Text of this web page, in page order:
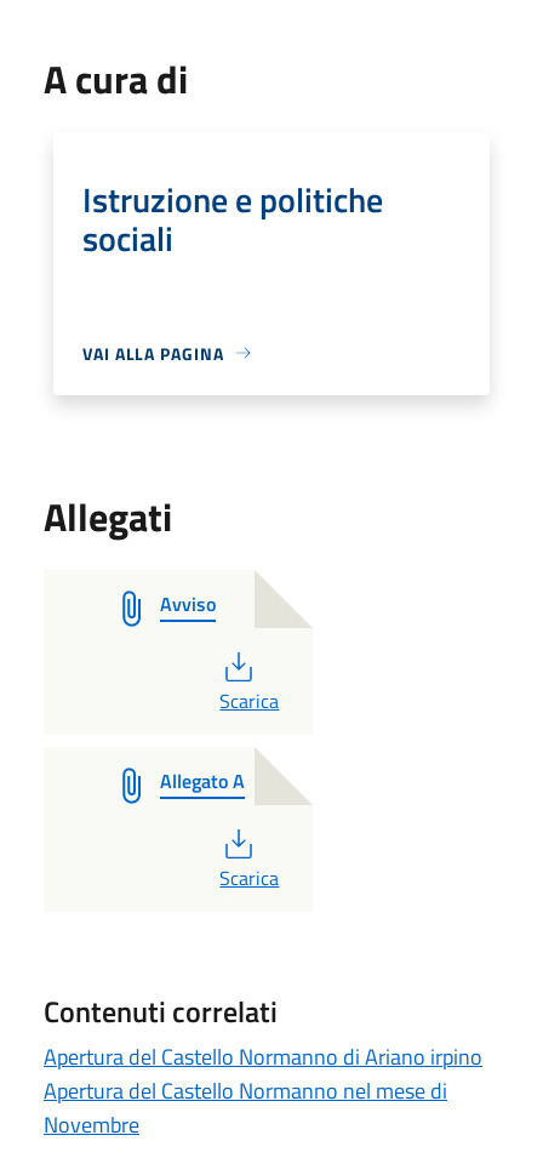
A cura di
Istruzione e politiche
sociali
VAI ALLA PAGINA
Allegati
Avviso
PDF
Scarica
Allegato A
PDF
Scarica
Contenuti correlati
Apertura del Castello Normanno di Ariano irpino
Apertura del Castello Normanno nel mese di
Novembre